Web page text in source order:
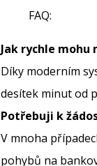
FAQ:
Jak rychle mohu
Díky moderním
desítek minut od
Potřebuji k
V mnoha
pohybů na